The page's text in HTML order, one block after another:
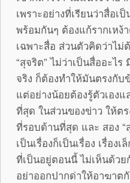
เพราะอย่างที่เรียนว่าสื่อ
พร้อมกันๆ ต้องแก้รากเห
เฉพาะสื่อ ส่วนตัวคิดว่าไ
“สุจริต” ไม่ว่าเป็นสื่ออะไ
จริง ก็ต้องทำให้มันตรงกั
แต่อย่างน้อยต้องรู้ตัวเอง
ที่สุด ในส่วนของข่าว ให้ต
ที่รอบด้านที่สุด และ สอง “
เป็นเรื่องก็เป็นเรื่อง เรื่อง
ที่เป็นอยู่ตอนนี้ ไม่เห็นด้ว
อย่าออกปากด่าให้อาฆาต